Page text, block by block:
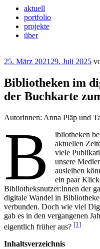
aktuell
portfolio
projekte
über
Veröffentlicht
25. März 2021 29. Juli 2025
Bibliotheken im
der Buchkarte
Autorinnen: Anna Pläp und
B
ibliotheken
aktuellen
viele
unsere
ausleihen
ein paar
Bibliotheksnutzer:innen der
digitale Wandel in
verbunden. Doch wie viel
gab es in den vergangenen
eigentlich früher aus? [1]
Inhaltsverzeichnis